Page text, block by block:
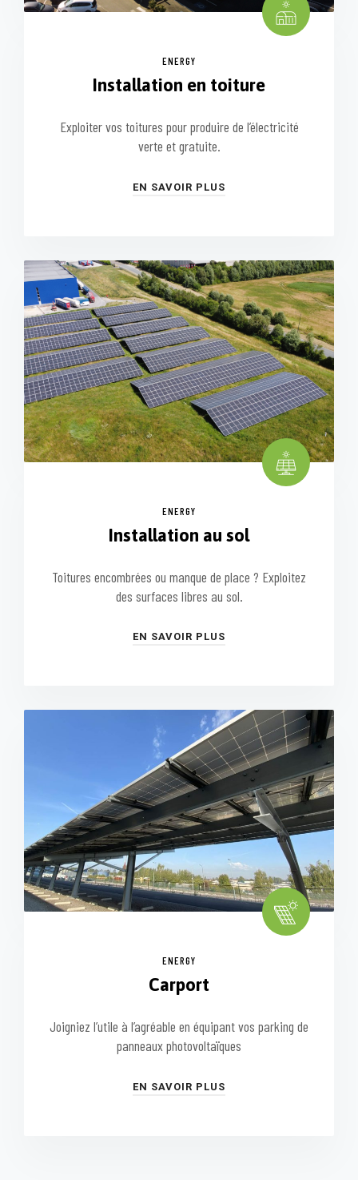
ENERGY
Installation en toiture
Exploiter vos toitures pour produire de l’électricité
verte et gratuite.
EN SAVOIR PLUS
ENERGY
Installation au sol
Toitures encombrées ou manque de place ? Exploitez
des surfaces libres au sol.
EN SAVOIR PLUS
ENERGY
Carport
Joigniez l’utile à l’agréable en équipant vos parking de
panneaux photovoltaïques
EN SAVOIR PLUS